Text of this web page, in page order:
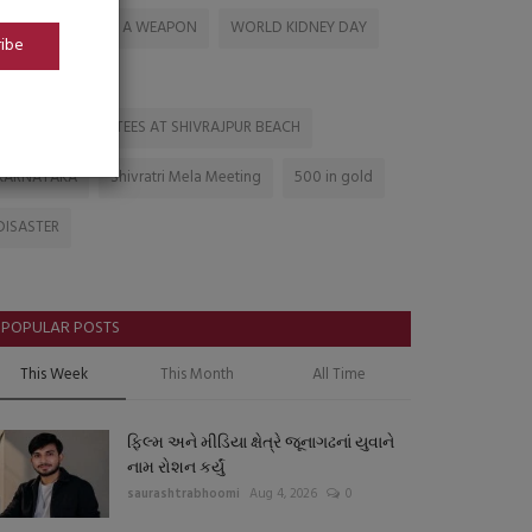
TURNED INTO A WEAPON
WORLD KIDNEY DAY
2026
CROWD OF DEVOTEES AT SHIVRAJPUR BEACH
Shivratri Mela Meeting
500 in gold
POPULAR POSTS
This Week This Month All Time
ફિલ્મ અને મીડિયા ક્ષેત્રે જૂનાગઢનાં યુવાને
નામ રોશન કર્યું
saurashtrabhoomi Aug 4, 2026 0